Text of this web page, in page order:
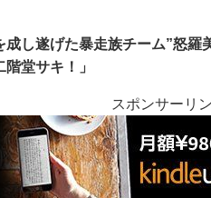
成し遂げた暴走族チーム”怒羅
階堂サキ！」
スポンサーリ